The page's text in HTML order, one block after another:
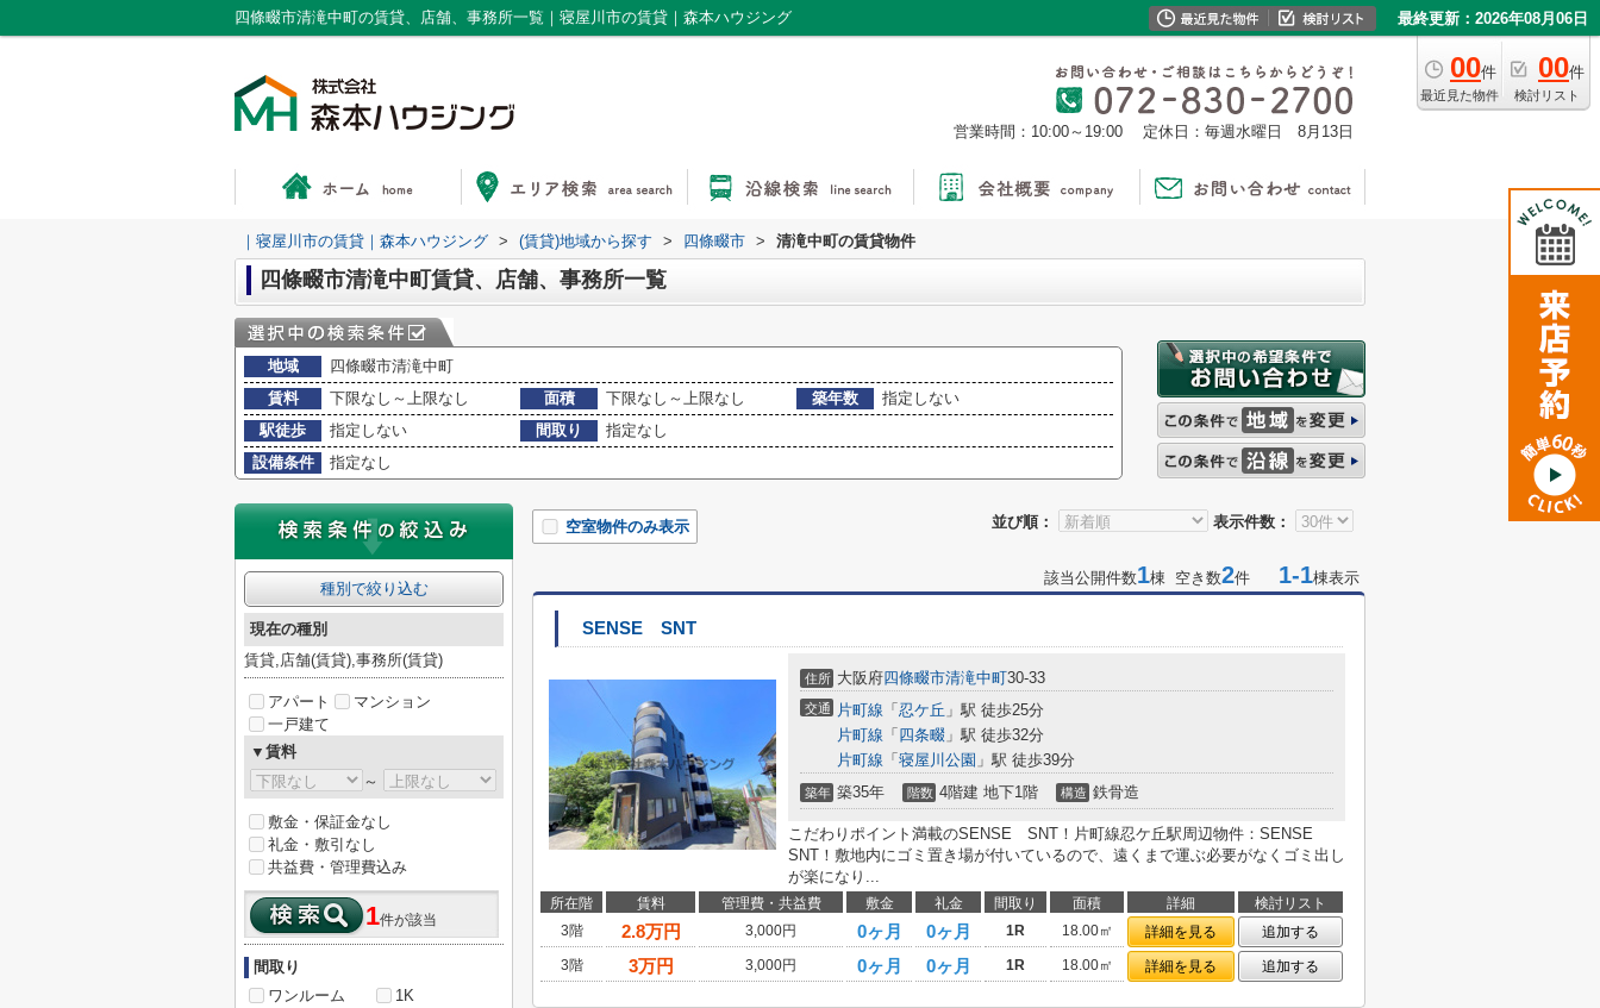
四條畷市清滝中町の賃貸、店舗、事務所一覧｜寝屋川市の賃貸｜森本ハウジング 最終更新：2026年08月06日
00件
最近見た物件
00件
検討リスト
営業時間：10:00～19:00 定休日：毎週水曜日 8月13日
｜寝屋川市の賃貸｜森本ハウジング > (賃貸)地域から探す > 四條畷市 > 清滝中町の賃貸物件
四條畷市清滝中町賃貸、店舗、事務所一覧
地域
四條畷市清滝中町
賃料
下限なし～上限なし 面積 下限なし～上限なし 築年数
指定しない
駅徒歩
指定しない 間取り
指定なし
設備条件
指定なし
並び順： 表示件数：
空室物件のみ表示
該当公開件数1棟 空き数2件 1-1棟表示
SENSE SNT
住所 大阪府四條畷市清滝中町30-33
交通 片町線 「 忍ケ丘 」駅 徒歩25分
片町線 「 四条畷 」駅 徒歩32分
片町線 「 寝屋川公園 」駅 徒歩39分
築年 築35年 階数 4階建 地下1階 構造 鉄骨造
こだわりポイント満載のSENSE SNT！片町線忍ケ丘駅周辺物件：SENSE
SNT！敷地内にゴミ置き場が付いているので、遠くまで運ぶ必要がなくゴミ出し
が楽になり...
所在階 賃料 管理費・共益費 敷金 礼金 間取り 面積 詳細
検討リスト
3階
2.8万円 3,000円 0ヶ月 0ヶ月 1R 18.00㎡ 詳細を見る
追加する
3階
3万円 3,000円 0ヶ月 0ヶ月 1R 18.00㎡ 詳細を見る 追加する
種別で絞り込む
現在の種別
賃貸,店舗(賃貸),事務所(賃貸)
アパート
マンション
一戸建て
▼賃料
～
敷金・保証金なし
礼金・敷引なし
共益費・管理費込み
1件が該当
間取り
ワンルーム
1K